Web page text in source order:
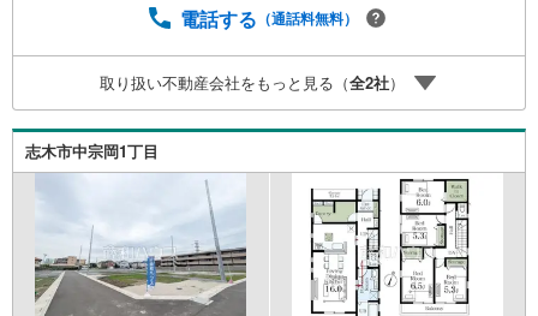
電話する （通話料無料）
取り扱い不動産会社をもっと見る（全2社）
志木市中宗岡1丁目